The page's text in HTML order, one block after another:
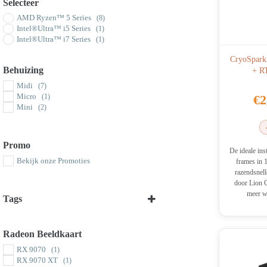
+
€
De ideale
frames in
door Lion
meer
Selecteer
AMD Ryzen™ 5 Series (8)
Intel®Ultra™ i5 Series (1)
Intel®Ultra™ i7 Series (1)
Behuizing
Midi (7)
Micro (1)
Mini (2)
Promo
Bekijk onze Promoties
Tags
Radeon Beeldkaart
RX 9070 (1)
RX 9070 XT (1)